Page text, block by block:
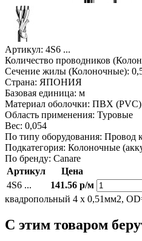
Артикул: 4S6 ...
Количество проводников
Сечение жилы (Колоночные):
Страна: ЯПОНИЯ
Базовая единица: м
Материал оболочки: ПВХ (PVC)
Область применения: Туровые
Вес: 0,054
По типу оборудования: Провод
Подкатегория: Колоночные
По бренду: Canare
Артикул
Цена
4S6 ...
141.56 р/м
квадропольный 4 х 0,51мм2,
С этим товаром